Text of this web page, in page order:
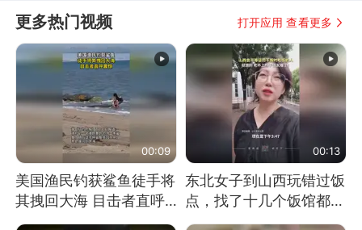
更多热门视频 打开应用 查看更多
00:09
美国渔民钓获鲨鱼徒手将
其拽回大海 目击者直呼
震惊 （视频来源：参考
00:13
东北女子到山西玩错过饭
点，找了十几个饭馆都没
开门：午休到几点